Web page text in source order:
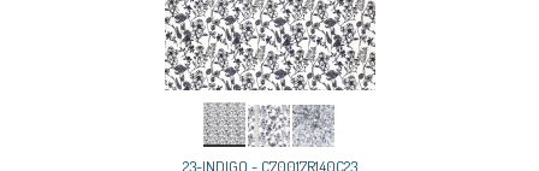
23-INDIGO - C70017R140C23